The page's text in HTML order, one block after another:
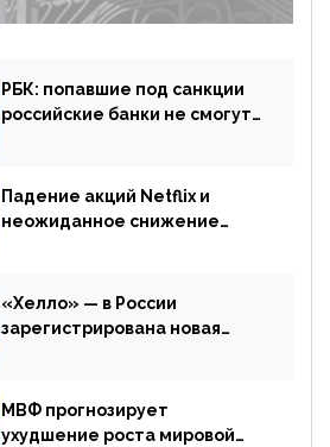
РБК: попавшие под санкции
российские банки не смогут
Падение акций Netflix и
неожиданное снижение
апреля
«Хелло» — в России
зарегистрирована новая
МВФ прогнозирует
ухудшение роста мировой